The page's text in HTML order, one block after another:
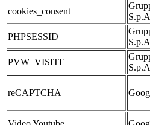
cookies_consent
PHPSESSID
PVW_VISITE
reCAPTCHA